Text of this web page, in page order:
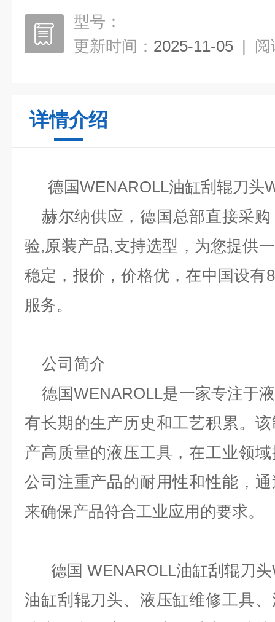
型号：
更新时间： 2025-11-05 | 阅
详情介绍
德国WENAROLL油缸刮辊刀头
赫尔纳供应，德国总部直接采
验,原装产品,支持选型，为您提供
稳定，报价，价格优，在中国设有
服务。
公司简介
德国WENAROLL是一家专注于
有长期的生产历史和工艺积累。
产高质量的液压工具，在工业领
公司注重产品的耐用性和性能，
来确保产品符合工业应用的要求。
德国 WENAROLL油缸刮辊刀
油缸刮辊刀头、液压缸维修工具